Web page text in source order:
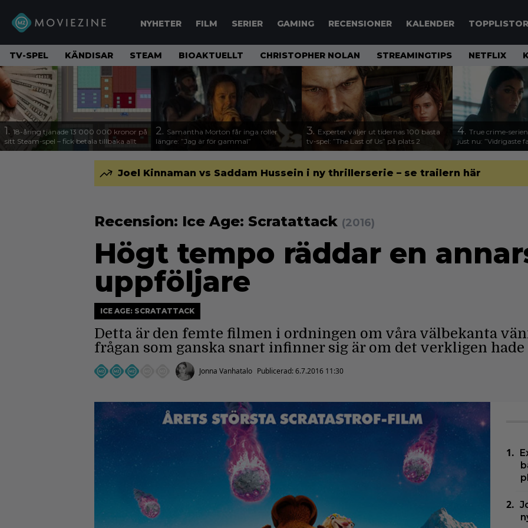
NYHETER FILM SERIER GAMING RECENSIONER KALENDER TOPPLISTOR
TV-SPEL KÄNDISAR STEAM BIOAKTUELLT CHRISTOPHER NOLAN STREAMINGTIPS NETFLIX
1. 18-åring tjänade 13 000 000 kronor på
sitt Steam-spel – fick betala tillbaka allt
2. Samantha Morton får inga roller
längre: ”Jag är för gammal”
3. Experter väljer ut tidernas 100 bästa
tv-spel: ”The Last of Us” på plats 2
4. True crime-
just nu: ”Vidrigaste
Joel Kinnaman vs Saddam Hussein i ny thrillerserie – se trailern här
Recension: Ice Age: Scratattack (2016)
Högt tempo räddar en
uppföljare
ICE AGE: SCRATATTACK
Detta är den femte filmen i ordningen om våra välbekanta
frågan som ganska snart infinner sig är om det verkligen
Jonna Vanhatalo Publicerad:6.7.2016 11:30